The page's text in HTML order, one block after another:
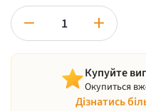
− +
Купуйте
Окупиться
Дізнатись